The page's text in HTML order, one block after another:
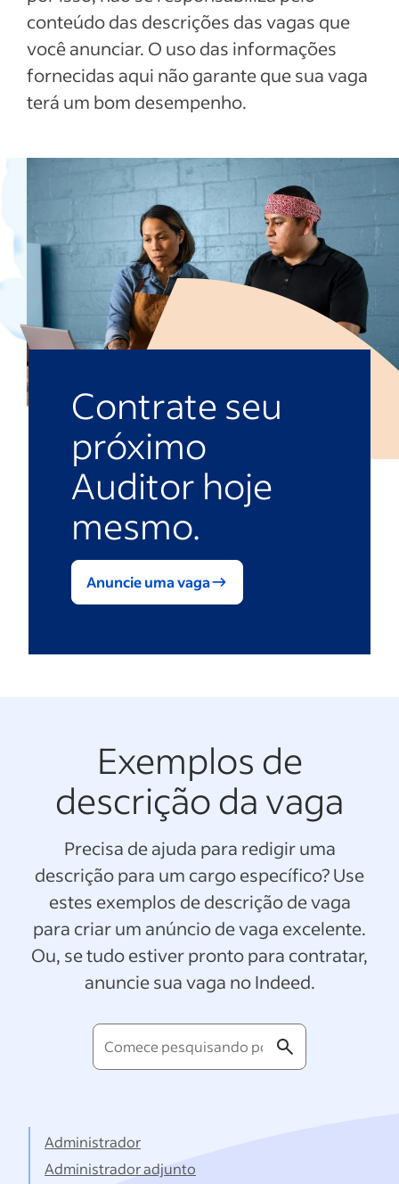
conteúdo das descrições das vagas que
você anunciar. O uso das informações
fornecidas aqui não garante que sua vaga
terá um bom desempenho.
Contrate seu
próximo
Auditor hoje
mesmo.
Anuncie uma vaga
Exemplos de
descrição da vaga
Precisa de ajuda para redigir uma
descrição para um cargo específico? Use
estes exemplos de descrição de vaga
para criar um anúncio de vaga excelente.
Ou, se tudo estiver pronto para contratar,
anuncie sua vaga no Indeed.
Comece
pesquisando
Administrador
Administrador adjunto